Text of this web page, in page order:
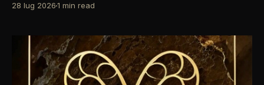
stessi, ma attenzione agli scontri con Saturno, che
professionale. Mantieni la calma e non
28 lug 20261 min read